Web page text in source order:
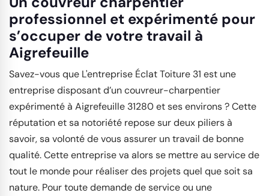
professionnel et expérimenté pour
s’occuper de votre travail à
Aigrefeuille
Savez-vous que L'entreprise Éclat Toiture 31 est une
entreprise disposant d’un couvreur-charpentier
expérimenté à Aigrefeuille 31280 et ses environs ? Cette
réputation et sa notoriété repose sur deux piliers à
savoir, sa volonté de vous assurer un travail de bonne
qualité. Cette entreprise va alors se mettre au service de
tout le monde pour réaliser des projets quel que soit sa
nature. Pour toute demande de service ou une